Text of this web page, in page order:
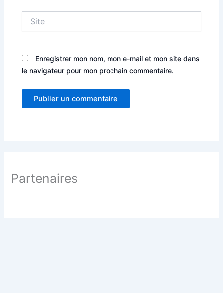
Enregistrer mon nom, mon e-mail et mon site dans
le navigateur pour mon prochain commentaire.
Partenaires